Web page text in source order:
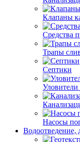
Клапаны
Средства
Трапы
Септики
Уловители
Насосы
Водоотведение,